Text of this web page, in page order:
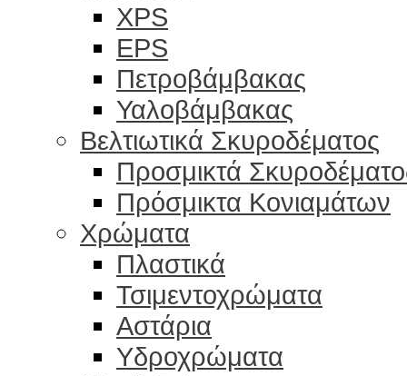
XPS
EPS
Πετροβάμβακας
Υαλοβάμβακας
Βελτιωτικά Σκυροδέματος
Προσμικτά
Πρόσμικτα Κονιαμάτων
Χρώματα
Πλαστικά
Τσιμεντοχρώματα
Αστάρια
Υδροχρώματα